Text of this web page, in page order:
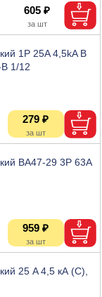
605 ₽
1P 25A 4,5kA B
1/12
279 ₽
BA47-29 3P 63A
959 ₽
25 A 4,5 кА (C),